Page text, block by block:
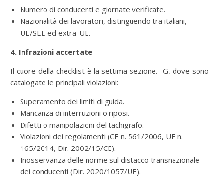
Numero di conducenti e giornate verificate.
Nazionalità dei lavoratori, distinguendo tra italiani,
UE/SEE ed extra-UE.
4. Infrazioni accertate
Il cuore della checklist è la settima sezione, G, dove sono
catalogate le principali violazioni:
Superamento dei limiti di guida.
Mancanza di interruzioni o riposi.
Difetti o manipolazioni del tachigrafo.
Violazioni dei regolamenti (CE n. 561/2006, UE n.
165/2014, Dir. 2002/15/CE).
Inosservanza delle norme sul distacco transnazionale
dei conducenti (Dir. 2020/1057/UE).